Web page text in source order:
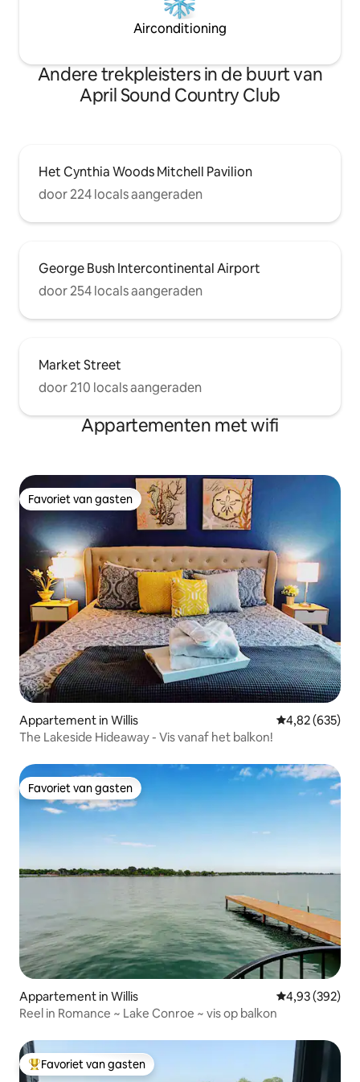
Airconditioning
Andere trekpleisters in de buurt van
April Sound Country Club
Het Cynthia Woods Mitchell Pavilion
door 224 locals aangeraden
George Bush Intercontinental Airport
door 254 locals aangeraden
Market Street
door 210 locals aangeraden
Appartementen met wifi
Favoriet van gasten
Favoriet van gasten
Appartement in Willis Gemiddelde
4,82 (635)
The Lakeside Hideaway - Vis vanaf het balkon!
Favoriet van gasten
Favoriet van gasten
Appartement in Willis Gemiddelde
4,93 (392)
Reel in Romance ~ Lake Conroe ~ vis op balkon
Topfavoriet van gasten
Favoriet van gasten